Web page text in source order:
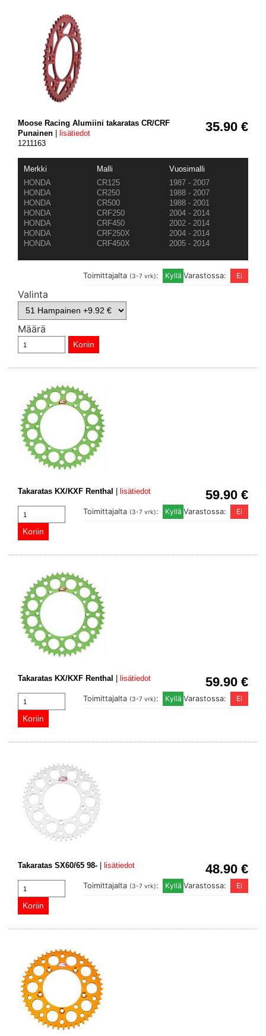
35.90 €
Moose Racing Alumiini takaratas CR/CRF
Punainen
lisätiedot
1211163
Merkki Malli
Vuosimalli
HONDA
CR125
1987 - 2007
HONDA
CR250
1988 - 2007
HONDA
CR500
1988 - 2001
HONDA
CRF250
2004 - 2014
HONDA
CRF450
2002 - 2014
HONDA
CRF250X
2004 - 2014
HONDA
CRF450X 2005 - 2014
Varastossa:
Toimittajalta (3-7 vrk):
Valinta
Määrä
59.90 €
Takaratas KX/KXF Renthal lisätiedot
Varastossa:
Toimittajalta (3-7 vrk):
59.90 €
Takaratas KX/KXF Renthal lisätiedot
Varastossa:
Toimittajalta (3-7 vrk):
48.90 €
Takaratas SX60/65 98- lisätiedot
Varastossa:
Toimittajalta (3-7 vrk):